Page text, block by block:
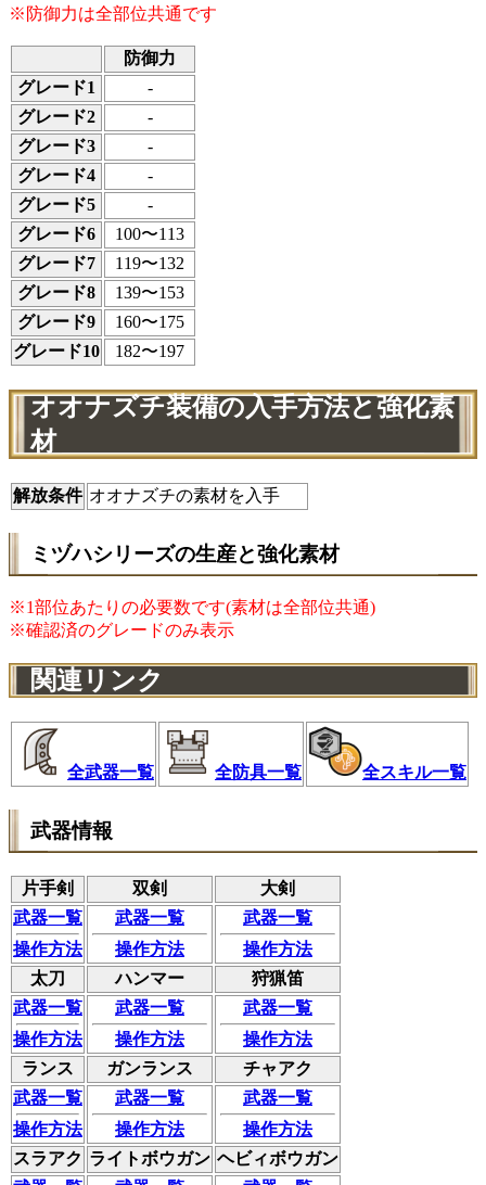
※防御力は全部位共通です
防御力
グレード1
-
グレード2
-
グレード3
-
グレード4
-
グレード5
-
グレード6
100〜113
グレード7
119〜132
グレード8
139〜153
グレード9
160〜175
グレード10
182〜197
オオナズチ装備の入手方法と強化素
材
解放条件 オオナズチの素材を入手
ミヅハシリーズの生産と強化素材
※1部位あたりの必要数です(素材は全部位共通)
※確認済のグレードのみ表示
関連リンク
全武器一覧 全防具一覧 全スキル一覧
武器情報
片手剣 双剣
大剣
武器一覧
操作方法
武器一覧
操作方法
武器一覧
操作方法
太刀
ハンマー
狩猟笛
武器一覧
操作方法
武器一覧
操作方法
武器一覧
操作方法
ランス
ガンランス
チャアク
武器一覧
操作方法
武器一覧
操作方法
武器一覧
操作方法
スラアク ライトボウガン ヘビィボウガン